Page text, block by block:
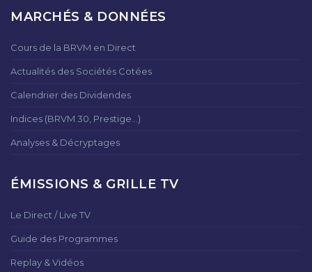
MARCHÉS & DONNÉES
Cours de la BRVM en Direct
Actualités des Sociétés Cotées
Calendrier des Dividendes
Indices (BRVM 30, Prestige...)
Analyses & Décryptages
ÉMISSIONS & GRILLE TV
Le Direct / Live TV
Guide des Programmes
Replay & Vidéos